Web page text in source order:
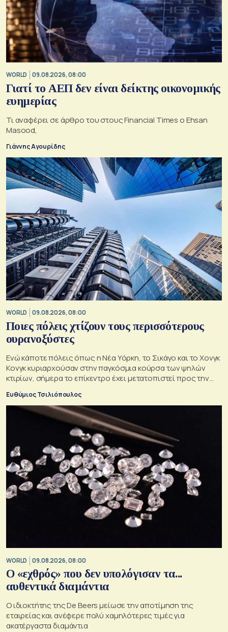
WORLD 09.08.2026, 08:00
Γιατί το ΑΕΠ δεν είναι δείκτης οικονομικής
ευημερίας
Τι αναφέρει σε άρθρο του στους Financial Times ο Ehsan
Masood,
Γιάννης Αγουρίδης
WORLD 09.08.2026, 08:00
Ποιες πόλεις χτίζουν τους περισσότερους
ουρανοξύστες
Ενώ κάποτε πόλεις όπως η Νέα Υόρκη, το Σικάγο και το Χονγκ
Κονγκ κυριαρχούσαν στην παγκόσμια κούρσα των ψηλών
κτιρίων, σήμερα το επίκεντρο έχει μετατοπιστεί προς την
Ευθύμιος Τσιλιόπουλος
WORLD 09.08.2026, 08:00
Ο «εχθρός» που δεν υπολόγισαν τα...
αυθεντικά διαμάντια
Ο ιδιοκτήτης της De Beers μείωσε την αποτίμηση της
εταιρείας και ανέφερε πολύ χαμηλότερες τιμές για
ακατέργαστα διαμάντια